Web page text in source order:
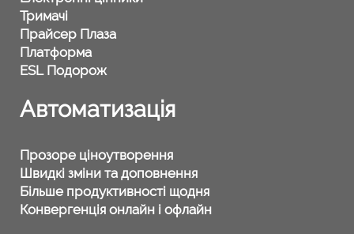
Тримачі
Прайсер Плаза
Платформа
ESL Подорож
Автоматизація
Прозоре ціноутворення
Швидкі зміни та доповнення
Більше продуктивності щодня
Конвергенція онлайн і офлайн